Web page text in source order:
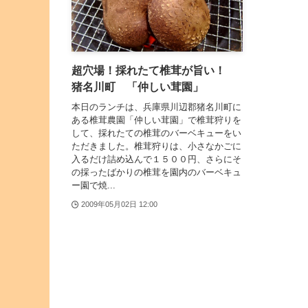
超穴場！採れたて椎茸が旨い！
猪名川町 「仲しい茸園」
本日のランチは、兵庫県川辺郡猪名川町に
ある椎茸農園「仲しい茸園」で椎茸狩りを
して、採れたての椎茸のバーベキューをい
ただきました。椎茸狩りは、小さなかごに
入るだけ詰め込んで１５００円、さらにそ
の採ったばかりの椎茸を園内のバーベキュ
ー園で焼...
2009年05月02日 12:00